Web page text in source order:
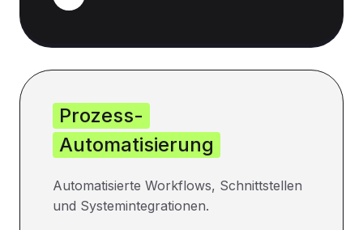
Prozess-
Automatisierung
Automatisierte Workflows, Schnittstellen
und Systemintegrationen.